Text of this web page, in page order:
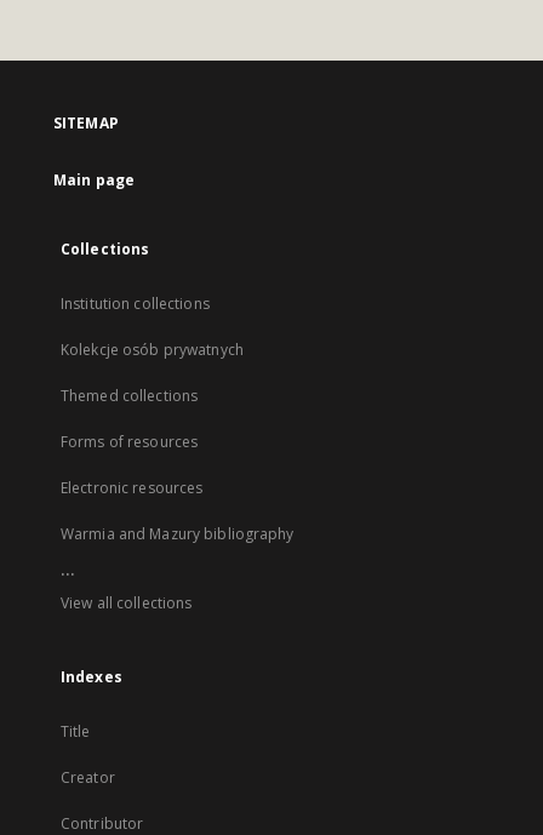
SITEMAP
Main page
Collections
Institution collections
Kolekcje osób prywatnych
Themed collections
Forms of resources
Electronic resources
Warmia and Mazury bibliography
...
View all collections
Indexes
Title
Creator
Contributor